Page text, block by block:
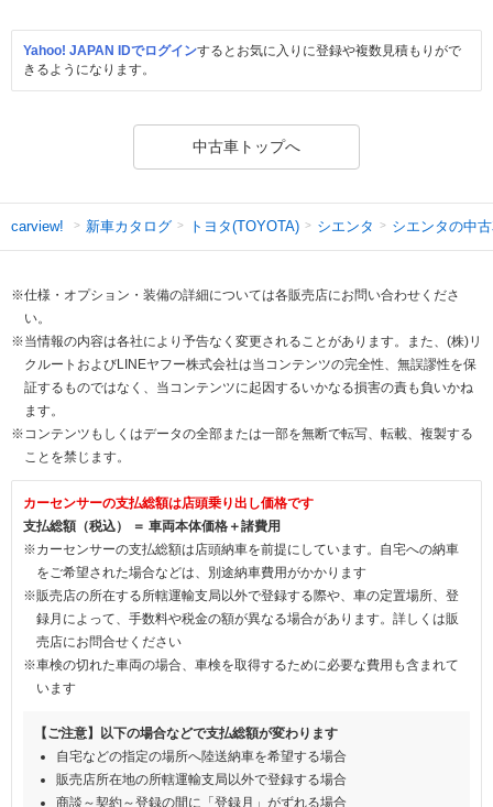
Yahoo! JAPAN IDでログインするとお気に入りに登録や複数見積もりがで
きるようになります。
中古車トップへ
carview! 新車カタログ トヨタ(TOYOTA) シエンタ シエンタの中
※仕様・オプション・装備の詳細については各販売店にお問い合わせくださ
い。
※当情報の内容は各社により予告なく変更されることがあります。また、(株)リ
クルートおよびLINEヤフー株式会社は当コンテンツの完全性、無誤謬性を保
証するものではなく、当コンテンツに起因するいかなる損害の責も負いかね
ます。
※コンテンツもしくはデータの全部または一部を無断で転写、転載、複製する
ことを禁じます。
カーセンサーの支払総額は店頭乗り出し価格です
支払総額（税込） ＝ 車両本体価格＋諸費用
※カーセンサーの支払総額は店頭納車を前提にしています。自宅への納車
をご希望された場合などは、別途納車費用がかかります
※販売店の所在する所轄運輸支局以外で登録する際や、車の定置場所、登
録月によって、手数料や税金の額が異なる場合があります。詳しくは販
売店にお問合せください
※車検の切れた車両の場合、車検を取得するために必要な費用も含まれて
います
【ご注意】以下の場合などで支払総額が変わります
自宅などの指定の場所へ陸送納車を希望する場合
販売店所在地の所轄運輸支局以外で登録する場合
商談～契約～登録の間に「登録月」がずれる場合